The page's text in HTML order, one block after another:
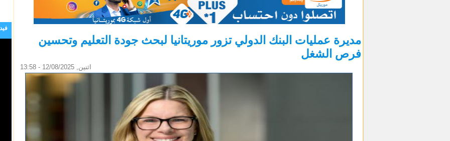
مديرة عمليات البنك الدولي تزور موريتانيا لبحث جودة التعليم وتحسين
فرص الشغل
اثنين, 12/08/2025 - 13:58